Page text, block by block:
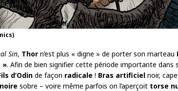
Sin, Thor n’est plus « digne » de porter son marteau
». Afin de bien signifier cette période importante dans
d’Odin de façon radicale ! Bras artificiel noir,
sobre – voire même parfois on l’aperçoit torse